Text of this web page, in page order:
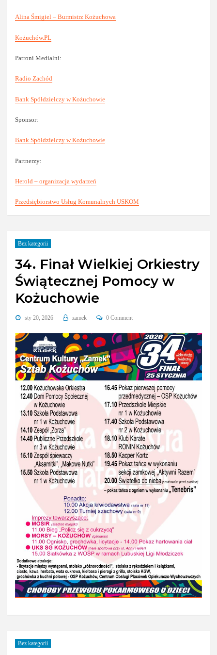
Alina Śmigiel – Burmistrz Kożuchowa
Kożuchów.PL
Patroni Medialni:
Radio Zachód
Bank Spółdzielczy w Kożuchowie
Sponsor:
Bank Spółdzielczy w Kożuchowie
Partnerzy:
Herold – organizacja wydarzeń
Przedsiębiorstwo Usług Komunalnych USKOM
Bez kategorii
34. Finał Wielkiej Orkiestry
Świątecznej Pomocy w
Kożuchowie
sty 20, 2026 zamek 0 Comment
Bez kategorii